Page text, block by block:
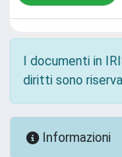
I documenti in
diritti sono
Informazioni